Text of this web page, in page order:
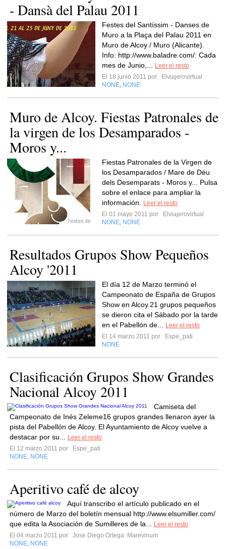
- Dansà del Palau 2011
Festes del Santíssim - Danses de
Muro a la Plaça del Palau 2011 en
Muro de Alcoy / Muro (Alicante).
Info: http://www.baladre.com/: Cada
mes de Junio,...
Leer el resto
El 18 junio 2011 por
Elviajerovirtual
NONE NONE
Muro de Alcoy. Fiestas Patronales de
la virgen de los Desamparados -
Moros y...
Fiestas Patronales de la Virgen de
los Desamparados / Mare de Déu
dels Desemparats - Moros y... Pulsa
sobre el enlace para ampliar la
información.
Leer el resto
El 01 mayo 2011 por
Elviajerovirtual
NONE NONE
Resultados Grupos Show Pequeños
Alcoy '2011
El día 12 de Marzo terminó el
Campeonato de España de Grupos
Show en Alcoy.21 grupos pequeños
se dieron cita el Sábado por la tarde
en el Pabellón de...
Leer el resto
El 14 marzo 2011 por
Espe_pati
NONE
Clasificación Grupos Show Grandes
Nacional Alcoy 2011
Camiseta del
Campeonato de Inés Zeleme16 grupos grandes llenaron ayer la
pista del Pabellón de Alcoy. El Ayuntamiento de Alcoy vuelve a
destacar por su...
Leer el resto
El 12 marzo 2011 por
Espe_pati
NONE NONE
Aperitivo café de alcoy
Aquí transcribo el artículo publicado en el
número de Marzo del boletín mensual http://www.elsumiller.com/
que edita la Asociación de Sumilleres de la...
Leer el resto
El 04 marzo 2011 por
Jose Diego Ortega. Marevinum
NONE NONE